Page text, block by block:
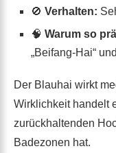
🚫 Verhalten:
🧠 Warum so
„Beifang-Hai“
Der Blauhai wirkt
Wirklichkeit handelt
zurückhaltenden
Badezonen hat.